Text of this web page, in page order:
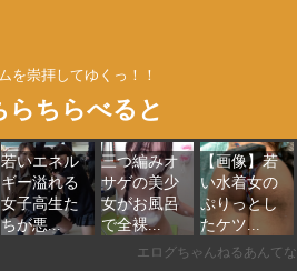
を崇拝してゆくっ！！
らちらべると